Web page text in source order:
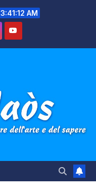
3:41:13 AM